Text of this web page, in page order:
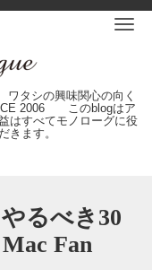
タシの興味関心の向く
2006 このblogはア
はすべてモノローグに役
きます。
るべき30
Fan